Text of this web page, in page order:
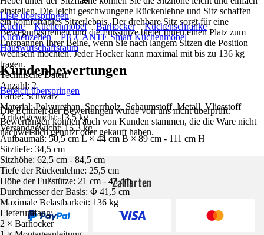
einstellen. Die leicht geschwungene Rückenlehne und Sitz schaffen
ein komfortables Sitzerlebnis. Der drehbare Sitz sorgt für eine
Bewegungsfreiheit und die Fußstütze bietet Ihnen einen Platz zum
Entspannen Ihrer Beine, wenn Sie nach langem Sitzen die Position
wechseln möchten. Jeder Hocker kann maximal mit bis zu 136 kg
tragen.
Technische Daten:
Anzahl: 2
Farbe: Schwarz
Material: Polyurethan, Sperrholz, Schaumstoff, Metall, Vliesstoff
Artikelgewicht: 13,5 kg
Versandgewicht: 15,3 kg
Aufbaumaß: 50,5 cm L × 44 cm B × 89 cm - 111 cm H
Sitztiefe: 34,5 cm
Sitzhöhe: 62,5 cm - 84,5 cm
Tiefe der Rückenlehne: 25,5 cm
Höhe der Fußstütze: 21 cm - 43 cm
Durchmesser der Basis: Φ 41,5 cm
Maximale Belastbarkeit: 136 kg
Lieferumfang:
2 × Barhocker
Liste überspringen
Küche
Küchenmöbel Barhocker
Küchenschränke
Küchenzeilen
PICCANTE Smart Küchenmöbel
Hauswirtschaftsraum
Kundenbewertungen
Bereich überspringen
Die Echtheit der Bewertungen wurde von uns nicht überprüft.
Bewertungen können auch von Kunden stammen, die die Ware nicht
nachweislich genutzt oder gekauft haben.
Zahlarten